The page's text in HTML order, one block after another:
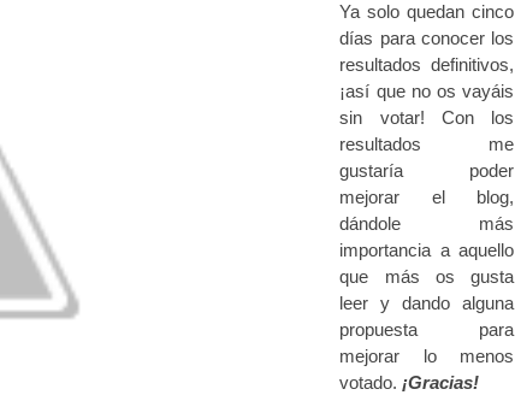
Ya solo quedan cinco
días para conocer los
resultados definitivos,
¡así que no os vayáis
sin votar! Con los
resultados me
gustaría poder
mejorar el blog,
dándole más
importancia a aquello
que más os gusta
leer y dando alguna
propuesta para
mejorar lo menos
votado. ¡Gracias!